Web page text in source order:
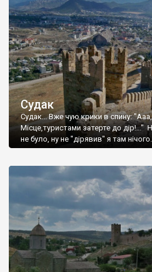
Судак
Судак... Вже чую крики в спину:
Місце,туристами затерте до
не було, ну не "дірявив" я там